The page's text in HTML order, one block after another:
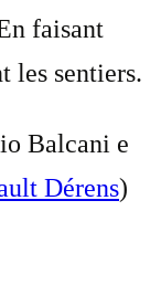
faisant
les sentiers.
Balcani e
Dérens)